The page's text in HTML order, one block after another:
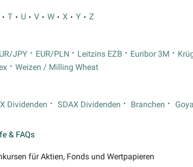
T U V W X Y Z
JPY EUR/PLN Leitzins EZB Euribor 3M
Weizen / Milling Wheat
Dividenden SDAX Dividenden Branchen
& FAQs
für Aktien, Fonds und Wertpapieren